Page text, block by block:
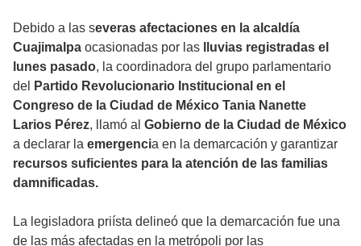
Debido a las severas afectaciones en la alcaldía
Cuajimalpa ocasionadas por las
lluvias registradas el
lunes pasado, la coordinadora del grupo parlamentario
del
Partido Revolucionario Institucional en el
Congreso de la Ciudad de México Tania Nanette
Larios Pérez, llamó al Gobierno de la Ciudad de México
a declarar la emergencia en la demarcación y garantizar
recursos suficientes para la atención de las familias
damnificadas.
La legisladora priísta delineó que la demarcación fue una
de las más afectadas en la metrópoli por las